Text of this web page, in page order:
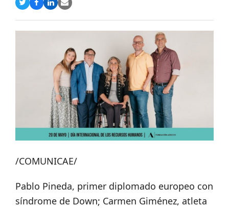
Compartir
Twitter
Compartir
Facebook
Compartir
LinkedIn
Share
Email
/COMUNICAE/
Pablo Pineda, primer diplomado europeo con
síndrome de Down; Carmen Giménez, atleta